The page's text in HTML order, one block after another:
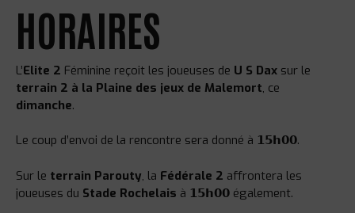
HORAIRES
L’Elite 2 Féminine reçoit les joueuses de U S Dax sur le
terrain 2 à la Plaine des jeux de Malemort, ce
dimanche.
Le coup d’envoi de la rencontre sera donné à 𝟭𝟱𝗵𝟬𝟬.
Sur le terrain Parouty, la Fédérale 2 affrontera les
joueuses du Stade Rochelais à 𝟭𝟱𝗵𝟬𝟬 également.